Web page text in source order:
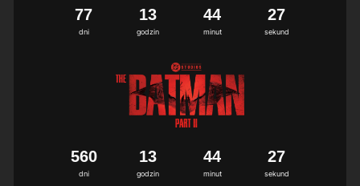
dni
77
godzin
13
minut
44
sekund
27
dni
560
godzin
13
minut
44
sekund
27